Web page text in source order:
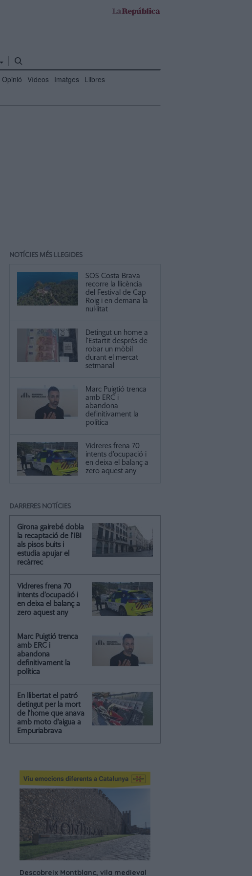
Opinió Vídeos Imatges Llibres
NOTÍCIES MÉS LLEGIDES
SOS Costa Brava
recorre la llicència
del Festival de Cap
Roig i en demana la
nul·litat
Detingut un home a
l’Estartit després de
robar un mòbil
durant el mercat
setmanal
Marc Puigtió trenca
amb ERC i
abandona
definitivament la
política
Vidreres frena 70
intents d’ocupació i
en deixa el balanç a
zero aquest any
DARRERES NOTÍCIES
Girona gairebé dobla
la recaptació de l’IBI
als pisos buits i
estudia apujar el
recàrrec
Vidreres frena 70
intents d’ocupació i
en deixa el balanç a
zero aquest any
Marc Puigtió trenca
amb ERC i
abandona
definitivament la
política
En llibertat el patró
detingut per la mort
de l'home que anava
amb moto d’aigua a
Empuriabrava